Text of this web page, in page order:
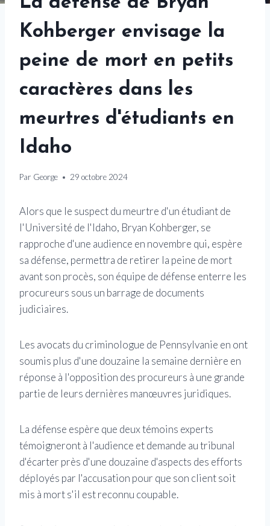
Kohberger envisage la
peine de mort en petits
caractères dans les
meurtres d'étudiants en
Idaho
Par George 29 octobre 2024
Alors que le suspect du meurtre d'un étudiant de
l'Université de l'Idaho, Bryan Kohberger, se
rapproche d'une audience en novembre qui, espère
sa défense, permettra de retirer la peine de mort
avant son procès, son équipe de défense enterre les
procureurs sous un barrage de documents
judiciaires.
Les avocats du criminologue de Pennsylvanie en ont
soumis plus d'une douzaine la semaine dernière en
réponse à l'opposition des procureurs à une grande
partie de leurs dernières manœuvres juridiques.
La défense espère que deux témoins experts
témoigneront à l'audience et demande au tribunal
d'écarter près d'une douzaine d'aspects des efforts
déployés par l'accusation pour que son client soit
mis à mort s'il est reconnu coupable.